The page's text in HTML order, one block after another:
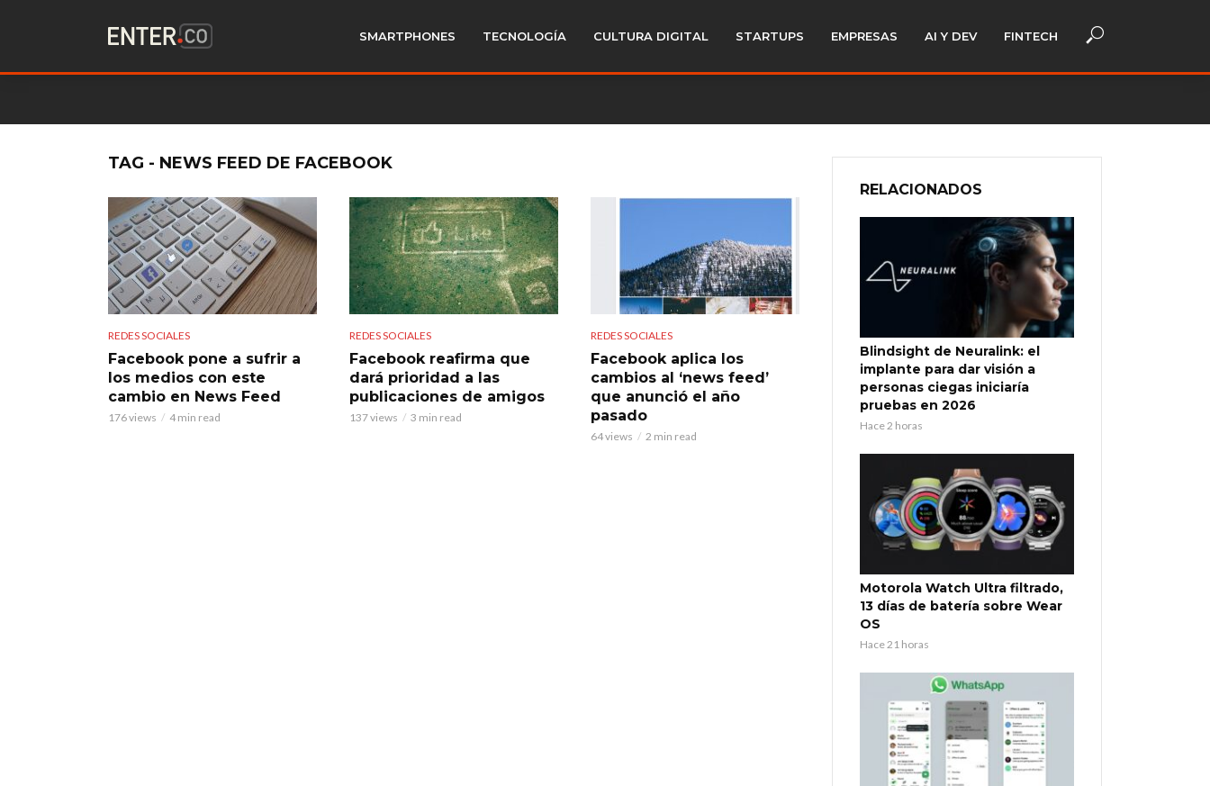
SMARTPHONES TECNOLOGÍA CULTURA DIGITAL STARTUPS EMPRESAS AI Y DEV FINTECH
TAG - NEWS FEED DE FACEBOOK
REDES SOCIALES
Facebook pone a sufrir a
los medios con este
cambio en News Feed
176 views 4 min read
REDES SOCIALES
Facebook reafirma que
dará prioridad a las
publicaciones de amigos
137 views 3 min read
REDES SOCIALES
Facebook aplica los
cambios al ‘news feed’
que anunció el año
pasado
64 views 2 min read
RELACIONADOS
Blindsight de Neuralink: el
implante para dar visión a
personas ciegas iniciaría
pruebas en 2026
Hace 2 horas
Motorola Watch Ultra filtrado,
13 días de batería sobre Wear
OS
Hace 21 horas